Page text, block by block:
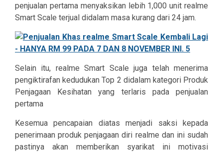
penjualan pertama menyaksikan lebih 1,000 unit realme
Smart Scale terjual didalam masa kurang dari 24 jam.
Selain itu, realme Smart Scale juga telah menerima
pengiktirafan kedudukan Top 2 didalam kategori Produk
Penjagaan Kesihatan yang terlaris pada penjualan
pertama
Kesemua pencapaian diatas menjadi saksi kepada
penerimaan produk penjagaan diri realme dan ini sudah
pastinya akan memberikan syarikat ini motivasi